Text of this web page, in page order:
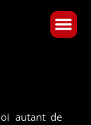
autant de